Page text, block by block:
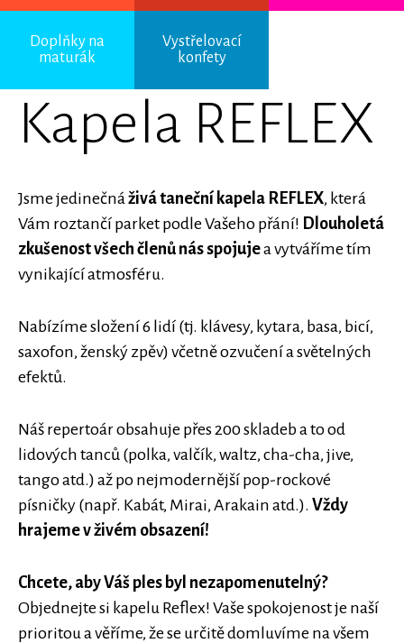
Doplňky na
maturák
Vystřelovací
konfety
Kapela REFLEX
Jsme jedinečnáživá taneční kapela REFLEX, která
Vám roztančí parket podle Vašeho přání! Dlouholetá
zkušenost všech členů nás spojujea vytváříme tím
vynikající atmosféru.
Nabízíme složení 6 lidí (tj. klávesy, kytara, basa, bicí,
saxofon, ženský zpěv) včetně ozvučení a světelných
efektů.
Náš repertoár obsahuje přes 200 skladeb a to od
lidových tanců (polka, valčík, waltz, cha-cha, jive,
tango atd.) až po nejmodernější pop-rockové
písničky (např. Kabát, Mirai, Arakain atd.). Vždy
hrajeme v živém obsazení!
Chcete, aby Váš ples byl nezapomenutelný?
Objednejte si kapelu Reflex! Vaše spokojenost je naší
prioritou a věříme, že se určitě domluvíme na všem